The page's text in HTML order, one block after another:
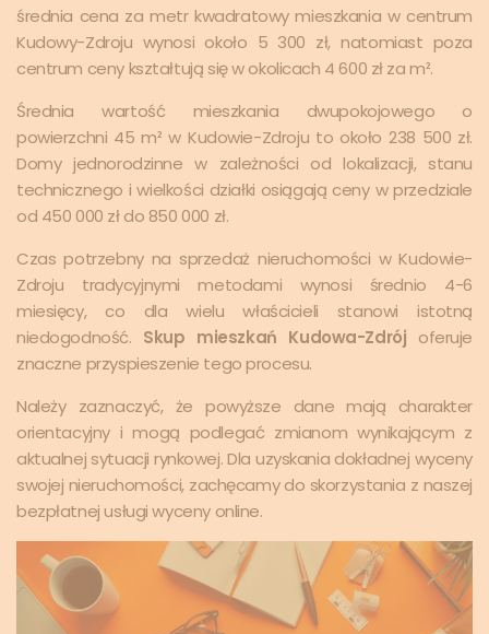
średnia cena za metr kwadratowy mieszkania w centrum
Kudowy-Zdroju wynosi około 5 300 zł, natomiast poza
centrum ceny kształtują się w okolicach 4 600 zł za m².
Średnia wartość mieszkania dwupokojowego o
powierzchni 45 m² w Kudowie-Zdroju to około 238 500 zł.
Domy jednorodzinne w zależności od lokalizacji, stanu
technicznego i wielkości działki osiągają ceny w przedziale
od 450 000 zł do 850 000 zł.
Czas potrzebny na sprzedaż nieruchomości w Kudowie-
Zdroju tradycyjnymi metodami wynosi średnio 4-6
miesięcy, co dla wielu właścicieli stanowi istotną
niedogodność. Skup mieszkań Kudowa-Zdrój oferuje
znaczne przyspieszenie tego procesu.
Należy zaznaczyć, że powyższe dane mają charakter
orientacyjny i mogą podlegać zmianom wynikającym z
aktualnej sytuacji rynkowej. Dla uzyskania dokładnej wyceny
swojej nieruchomości, zachęcamy do skorzystania z naszej
bezpłatnej usługi wyceny online.